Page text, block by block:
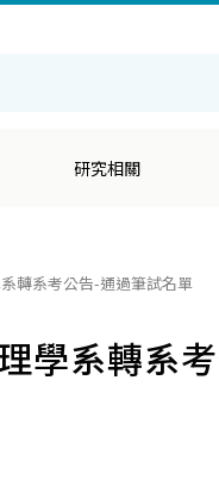
研究相關
轉系考公告-通過筆試名單
學系轉系